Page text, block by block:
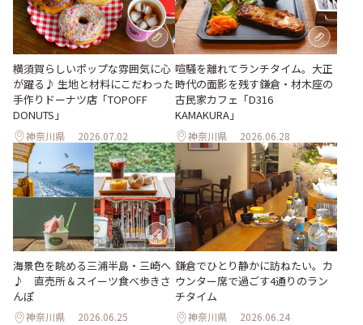
横須賀らしいポップな雰囲気に心
が躍る♪ 生地と材料にこだわった
手作りドーナツ店「TOPOFF
DONUTS」
神奈川県 2026.07.02
喧騒を離れてランチタイム。大正
時代の面影を残す鎌倉・材木座の
古民家カフェ「D316
KAMAKURA」
神奈川県 2026.06.28
海景色を眺める三浦半島・三崎へ
♪ 直売所＆スイーツ食べ歩きさ
んぽ
神奈川県 2026.06.25
鎌倉でひとり静かに訪ねたい。カ
ウンター席で過ごす4通りのラン
チタイム
神奈川県 2026.06.24